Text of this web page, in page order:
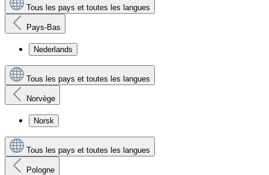
Tous les pays et toutes les langues
Pays-Bas
Nederlands
Tous les pays et toutes les langues
Norvège
Norsk
Tous les pays et toutes les langues
Pologne